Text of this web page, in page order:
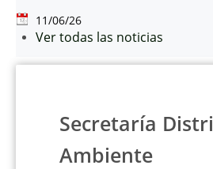
11/06/26
Ver todas las noticias
Secretaría
Ambiente